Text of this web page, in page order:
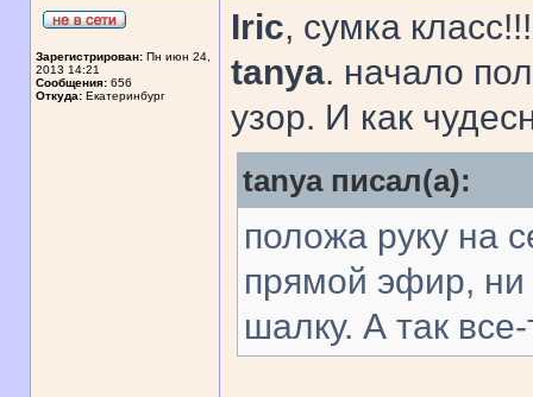
Зарегистрирован: Пн июн 24,
2013 14:21
Сообщения: 656
Откуда: Екатеринбург
Iric, сумка класс!!!
tanya. начало
узор. И как
tanya писал(а):
положа руку на
прямой эфир, ни
шалку. А так